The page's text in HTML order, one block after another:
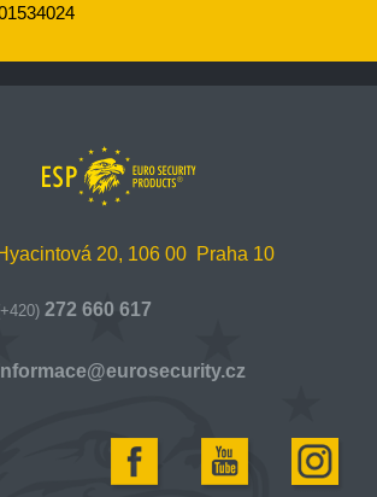
20, 106 00 Praha 10
272 660 617